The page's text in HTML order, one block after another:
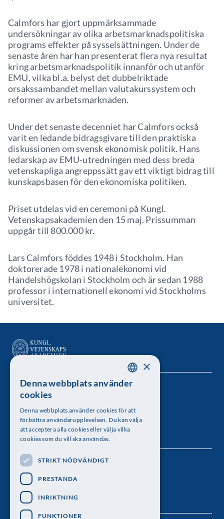
Calmfors har gjort uppmärksammade
undersökningar av olika arbetsmarknadspolitiska
programs effekter på sysselsättningen. Under de
senaste åren har han presenterat flera nya resultat
kring arbetsmarknadspolitik innanför och utanför
EMU, vilka bl.a. belyst det dubbelriktade
orsakssambandet mellan valutakurssystem och
reformer av arbetsmarknaden.
Under det senaste decenniet har Calmfors också
varit en ledande bidragsgivare till den praktiska
diskussionen om svensk ekonomisk politik. Hans
ledarskap av EMU-utredningen med dess breda
vetenskapliga angreppssätt gav ett viktigt bidrag till
kunskapsbasen för den ekonomiska politiken.
Priset utdelas vid en ceremoni på Kungl.
Vetenskapsakademien den 15 maj. Prissumman
uppgår till 800.000 kr.
Lars Calmfors föddes 1948 i Stockholm. Han
doktorerade 1978 i nationalekonomi vid
Handelshögskolan i Stockholm och är sedan 1988
professor i internationell ekonomi vid Stockholms
universitet.
Kungl. Vetenskapsakademien
Besöksadress: Lilla Frescativägen 4A
Telefon: 08-673 95 00
Följ oss
SWEDISH
×
Denna webbplats använder
cookies
Denna webbplats använder cookies för att
förbättra användarupplevelsen. Du kan välja
att acceptera alla cookies eller välja vilka
cookies som du vill ska användas.
STRIKT NÖDVÄNDIGT
PRESTANDA
INRIKTNING
FUNKTIONER